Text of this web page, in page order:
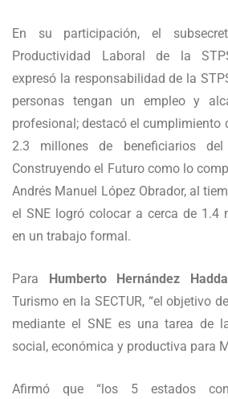
En su participación, el
Productividad Laboral de la
expresó la responsabilidad de la
personas tengan un empleo y
profesional; destacó el cumplimiento
2.3 millones de beneficiarios del
Construyendo el Futuro como lo
Andrés Manuel López Obrador, al
el SNE logró colocar a cerca de 1.4
en un trabajo formal.
Para Humberto Hernández
Turismo en la SECTUR, “el objetivo
mediante el SNE es una tarea de
social, económica y productiva para
Afirmó que “los 5 estados